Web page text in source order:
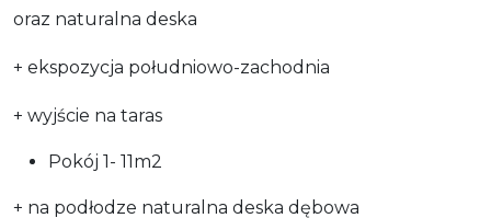
oraz naturalna deska
+ ekspozycja południowo-zachodnia
+ wyjście na taras
Pokój 1- 11m2
+ na podłodze naturalna deska dębowa